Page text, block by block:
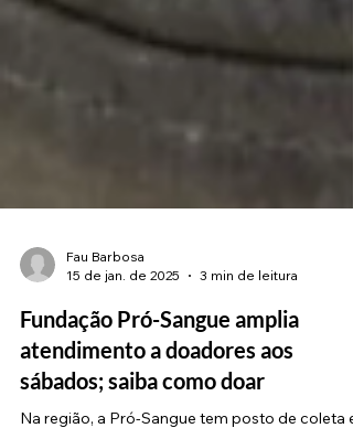
Fau Barbosa
15 de jan. de 2025
3 min de leitura
Fundação Pró-Sangue amplia
atendimento a doadores aos